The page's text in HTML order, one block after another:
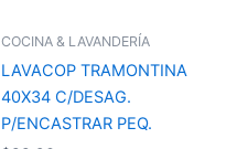
COCINA & LAVANDERÍA
LAVACOP TRAMONTINA
40X34 C/DESAG.
P/ENCASTRAR PEQ.